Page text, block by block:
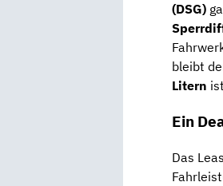
(DSG)
bleibt
Litern
Ein
Das